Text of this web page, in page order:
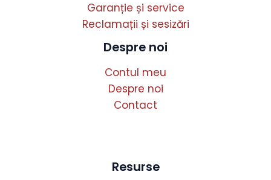
Garanție și service
Reclamații și sesizări
Despre noi
Contul meu
Despre noi
Contact
Resurse